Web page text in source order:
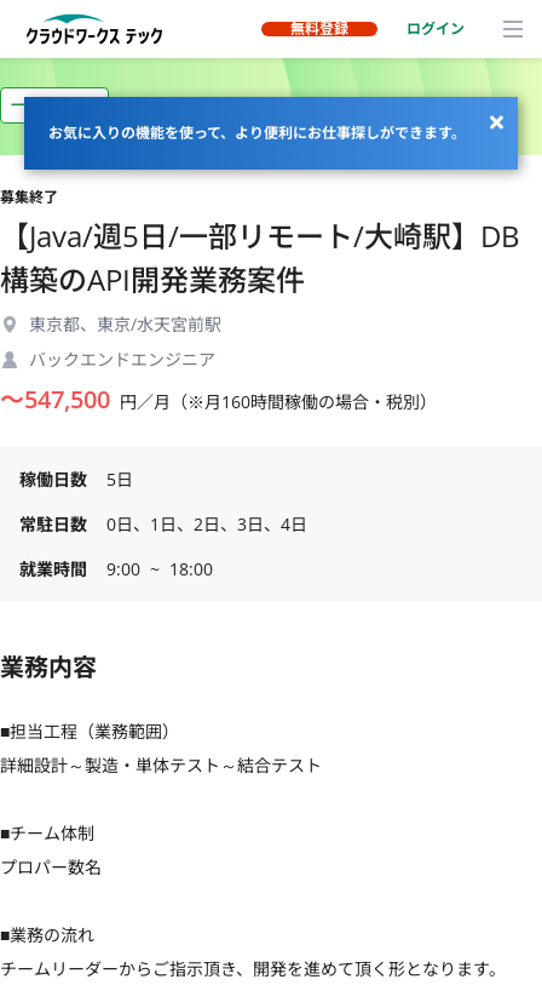
無料登録 ログイン
お気に入りの機能を使って、より便利にお仕事探しができます。
一部リモート
募集終了
【Java/週5日/一部リモート/大崎駅】DB
構築のAPI開発業務案件
東京都、東京/水天宮前駅
バックエンドエンジニア
〜547,500 円／月（※月160時間稼働の場合・税別）
稼働日数
5日
常駐日数
0日、1日、2日、3日、4日
就業時間
9:00  ~  18:00
業務内容
■担当工程（業務範囲）
詳細設計～製造・単体テスト～結合テスト
■チーム体制
プロパー数名
■業務の流れ
チームリーダーからご指示頂き、開発を進めて頂く形となります。